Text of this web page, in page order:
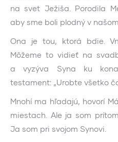
na svet Ježiša. Porodila
aby sme boli plodný v
Ona je tou, ktorá bdie.
Môžeme to vidieť na
a vyzýva Syna ku
testament: „Urobte všetko
Mnohí ma hľadajú, hovorí
miestach. Ale ja som
Ja som pri svojom Synovi.